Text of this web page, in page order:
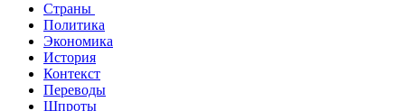
Страны
Политика
Экономика
История
Контекст
Переводы
Шпроты